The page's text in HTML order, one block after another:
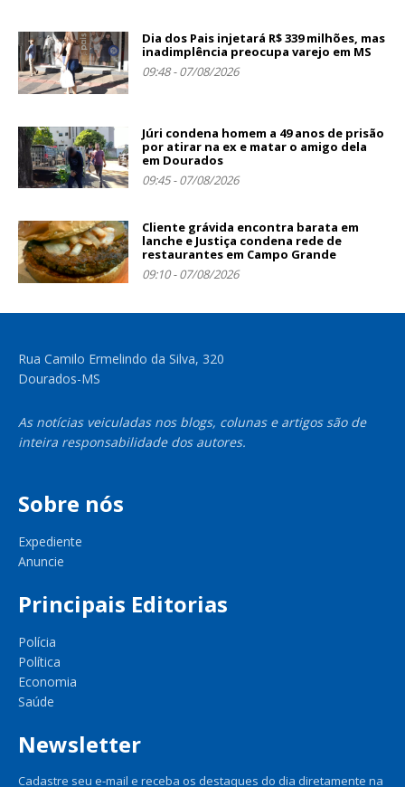
Dia dos Pais injetará R$ 339 milhões, mas
inadimplência preocupa varejo em MS
09:48 - 07/08/2026
Júri condena homem a 49 anos de prisão
por atirar na ex e matar o amigo dela
em Dourados
09:45 - 07/08/2026
Cliente grávida encontra barata em
lanche e Justiça condena rede de
restaurantes em Campo Grande
09:10 - 07/08/2026
Rua Camilo Ermelindo da Silva, 320
Dourados-MS
As notícias veiculadas nos blogs, colunas e artigos são de
inteira responsabilidade dos autores.
Sobre nós
Expediente
Anuncie
Principais Editorias
Polícia
Política
Economia
Saúde
Newsletter
Cadastre seu e-mail e receba os destaques do dia diretamente na